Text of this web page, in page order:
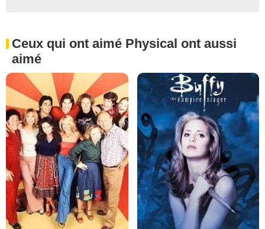
Ceux qui ont aimé Physical ont aussi
aimé